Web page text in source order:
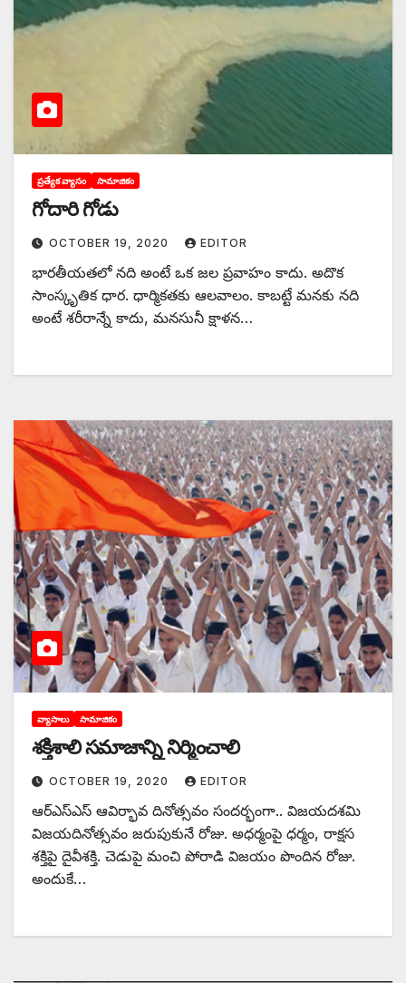
ప్రత్యేక వ్యాసం సామాజికం
గోదారి గోడు
OCTOBER 19, 2020 EDITOR
భారతీయతలో నది అంటే ఒక జల ప్రవాహం కాదు. అదొక
సాంస్కృతిక ధార. ధార్మికతకు ఆలవాలం. కాబట్టే మనకు నది
అంటే శరీరాన్నే కాదు, మనసునీ క్షాళన…
వ్యాసాలు సామాజికం
శక్తిశాలి సమాజాన్ని నిర్మించాలి
OCTOBER 19, 2020 EDITOR
ఆర్‌ఎస్‌ఎస్‌ ఆవిర్భావ దినోత్సవం సందర్భంగా.. విజయదశమి
విజయదినోత్సవం జరుపుకునే రోజు. అధర్మంపై ధర్మం, రాక్షస
శక్తిపై దైవీశక్తి. చెడుపై మంచి పోరాడి విజయం పొందిన రోజు.
అందుకే…